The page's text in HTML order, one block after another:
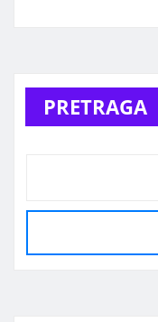
PRETRAGA